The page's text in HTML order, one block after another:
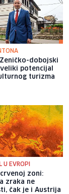
dobojski
potencijal
turizma
U EVROPI
zoni:
zraka ne
čak je i Austrija